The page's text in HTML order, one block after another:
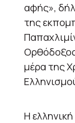
αφής»,
της
μέρα της
Η